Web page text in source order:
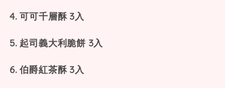
4. 可可千層酥 3入
5. 起司義大利脆餅 3入
6. 伯爵紅茶酥 3入